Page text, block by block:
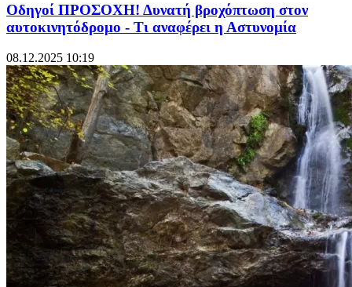
Οδηγοί ΠΡΟΣΟΧΗ! Δυνατή βροχόπτωση στον
αυτοκινητόδρομο - Τι αναφέρει η Αστυνομία
08.12.2025 10:19